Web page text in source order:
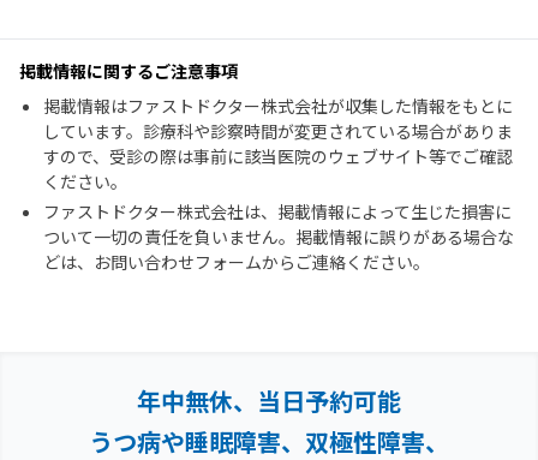
掲載情報に関するご注意事項
掲載情報はファストドクター株式会社が収集した情報をもとに
しています。診療科や診察時間が変更されている場合がありま
すので、受診の際は事前に該当医院のウェブサイト等でご確認
ください。
ファストドクター株式会社は、掲載情報によって生じた損害に
ついて一切の責任を負いません。掲載情報に誤りがある場合な
どは、お問い合わせフォームからご連絡ください。
年中無休、当日予約可能
うつ病や睡眠障害、双極性障害、